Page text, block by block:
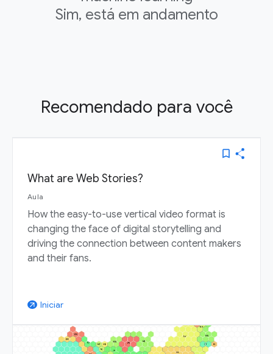
Sim, está em andamento
Recomendado para você
What are Web Stories?
Aula
How the easy-to-use vertical video format is
changing the face of digital storytelling and
driving the connection between content makers
and their fans.
arrow_outward Iniciar
bookmark_border